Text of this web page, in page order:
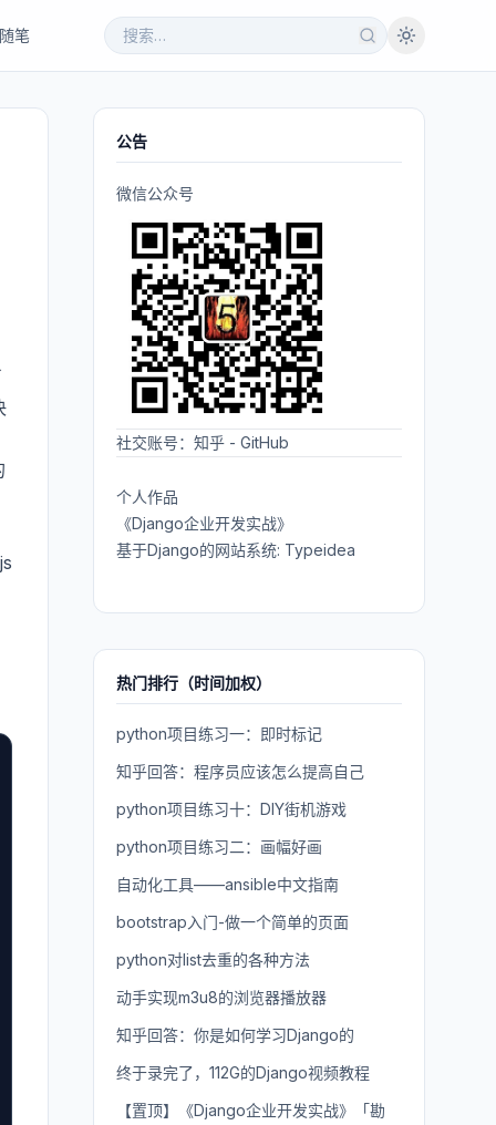
随笔
公告
微信公众号
社交账号： 知乎 - GitHub
个人作品
《Django企业开发实战》
基于Django的网站系统: Typeidea
热门排行（时间加权）
python项目练习一：即时标记
知乎回答：程序员应该怎么提高自己
python项目练习十：DIY街机游戏
python项目练习二：画幅好画
自动化工具——ansible中文指南
bootstrap入门-做一个简单的页面
python对list去重的各种方法
动手实现m3u8的浏览器播放器
知乎回答：你是如何学习Django的
终于录完了，112G的Django视频教程
【置顶】《Django企业开发实战》「勘